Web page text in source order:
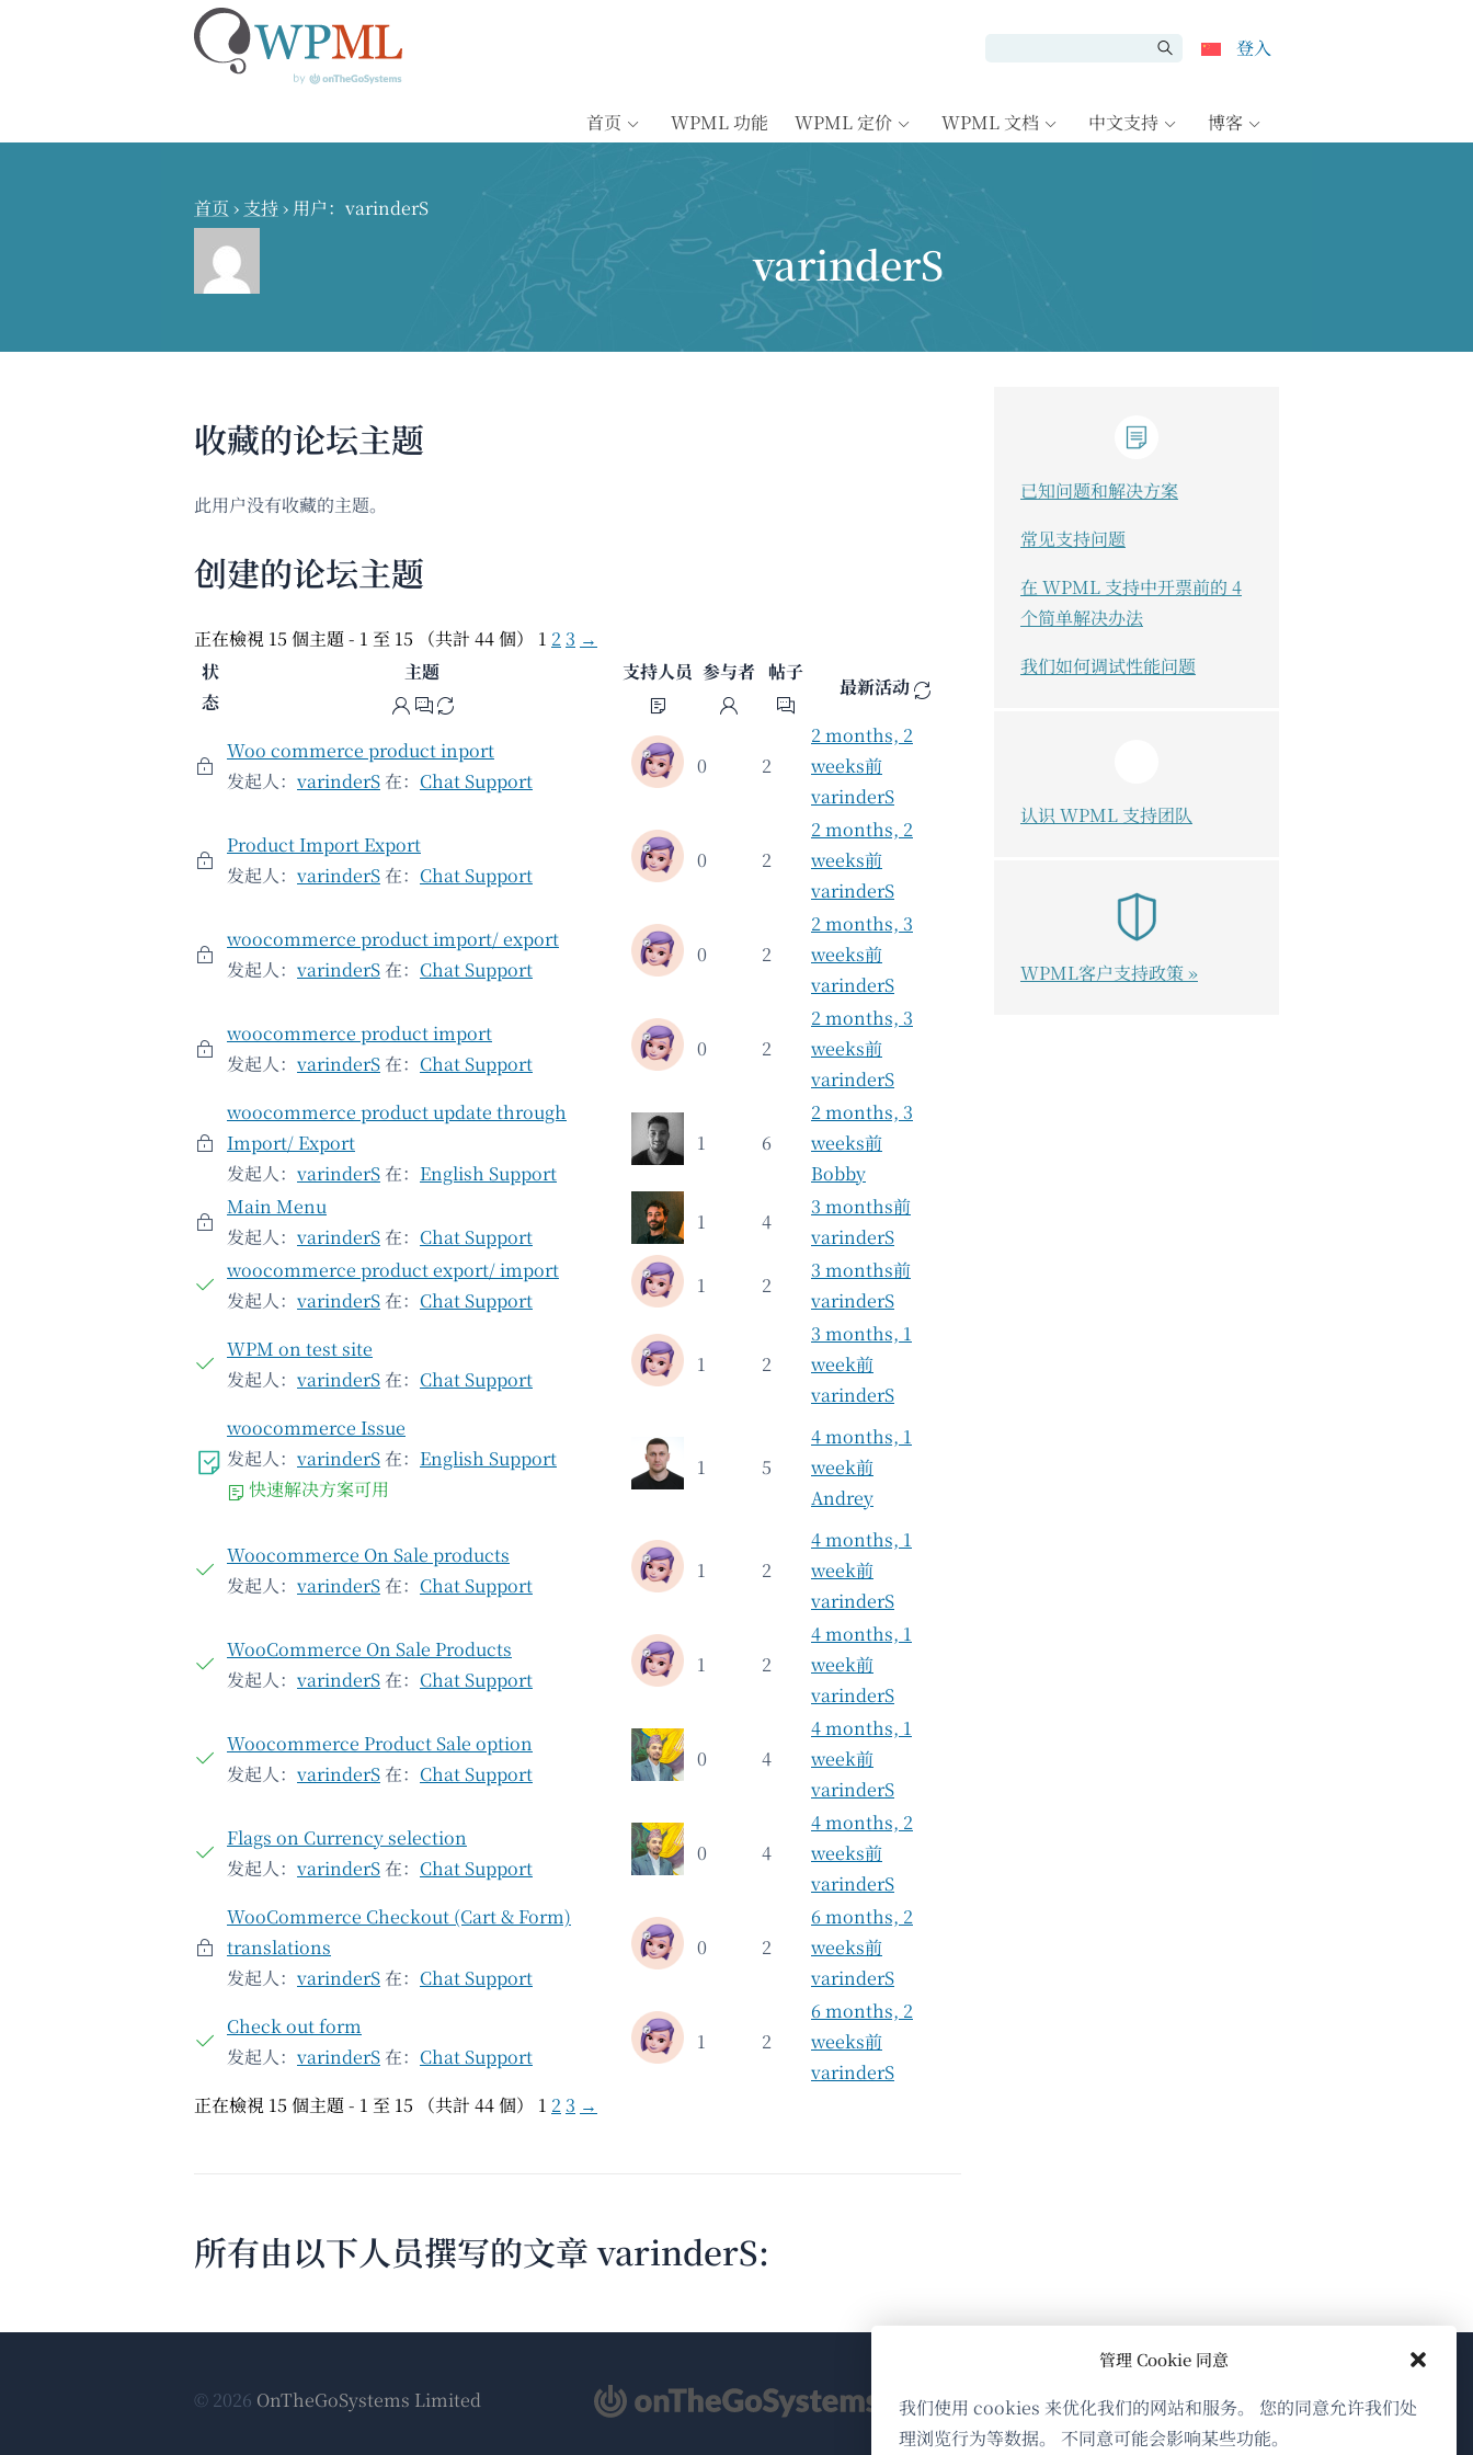
管理 Cookie 同意
我们使用 cookies 来优化我们的网站和服务。 您的同意允许我们处
理浏览行为等数据。 不同意可能会影响某些功能。
登入
首页 WPML 功能 WPML 定价 WPML 文档 中文支持 博客
首页 › 支持› 用户：varinderS
varinderS
收藏的论坛主题
此用户没有收藏的主题。
创建的论坛主题
正在檢視 15 個主題 - 1 至 15 （共計 44 個） 1 2 3 →
状
态
主题 支持人员 参与者 帖子
最新活动
Woo commerce product inport
发起人： varinderS 在： Chat Support
0 2
2 months, 2
weeks前
varinderS
Product Import Export
发起人： varinderS 在： Chat Support
0 2
2 months, 2
weeks前
varinderS
woocommerce product import/ export
发起人： varinderS 在： Chat Support
0 2
2 months, 3
weeks前
varinderS
woocommerce product import
发起人： varinderS 在： Chat Support
0 2
2 months, 3
weeks前
varinderS
woocommerce product update through
Import/ Export
发起人： varinderS 在： English Support
1 6
2 months, 3
weeks前
Bobby
Main Menu
发起人： varinderS 在： Chat Support
1 4
3 months前
varinderS
woocommerce product export/ import
发起人： varinderS 在： Chat Support
1 2
3 months前
varinderS
WPM on test site
发起人： varinderS 在： Chat Support
1 2
3 months, 1
week前
varinderS
woocommerce Issue
发起人： varinderS 在： English Support
快速解决方案可用
1 5
4 months, 1
week前
Andrey
Woocommerce On Sale products
发起人： varinderS 在： Chat Support
1 2
4 months, 1
week前
varinderS
WooCommerce On Sale Products
发起人： varinderS 在： Chat Support
1 2
4 months, 1
week前
varinderS
Woocommerce Product Sale option
发起人： varinderS 在： Chat Support
0 4
4 months, 1
week前
varinderS
Flags on Currency selection
发起人： varinderS 在： Chat Support
0 4
4 months, 2
weeks前
varinderS
WooCommerce Checkout (Cart & Form)
translations
发起人： varinderS 在： Chat Support
0 2
6 months, 2
weeks前
varinderS
Check out form
发起人： varinderS 在： Chat Support
1 2
6 months, 2
weeks前
varinderS
正在檢視 15 個主題 - 1 至 15 （共計 44 個） 1 2 3 →
所有由以下人员撰写的文章 varinderS:
已知问题和解决方案
常见支持问题
在 WPML 支持中开票前的 4
个简单解决办法
我们如何调试性能问题
认识 WPML 支持团队
WPML客户支持政策 »
© 2026 OnTheGoSystems Limited
关于WPML
GDPR与隐私政策